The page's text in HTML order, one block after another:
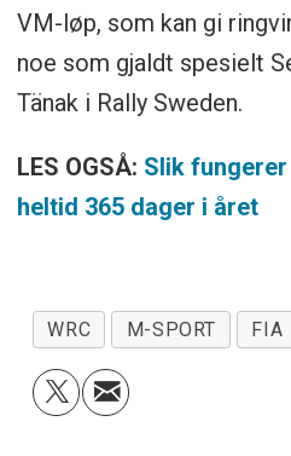
VM-løp, som kan gi
noe som gjaldt spesielt
Tänak i Rally Sweden.
LES OGSÅ: Slik
heltid 365 dager i året
WRC M-SPORT FIA